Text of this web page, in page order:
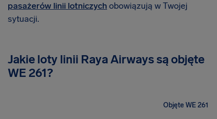
pasażerów linii lotniczych obowiązują w Twojej
sytuacji.
Jakie loty linii Raya Airways są objęte
WE 261?
Objęte WE 261